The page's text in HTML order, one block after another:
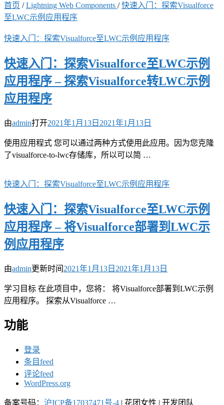
首页 / Lightning Web Components / 快速入门：探索Visualforce
至LWC示例应用程序
快速入门：探索Visualforce至LWC示例应用程序
快速入门：探索Visualforce至LWC示例
应用程序 – 探索Visualforce转LWC示例
应用程序
由admin打开2021年1月13日 2021年1月13日
使用应用程式 您可以通过两种方式使用此应用。因为您克隆
了visualforce-to-lwc存储库，所以可以简 …
快速入门：探索Visualforce至LWC示例应用程序
快速入门：探索Visualforce至LWC示例
应用程序 – 将Visualforce部署到LWC示
例应用程序
由admin更新时间 2021年1月13日 2021年1月13日
学习目标 在此项目中，您将： 将Visualforce部署到LWC示例
应用程序。 探索从Visualforce …
功能
登录
条目feed
评论feed
WordPress.org
备案号码： 沪ICP备17037471号-4 | 花团女性 | 开发团队